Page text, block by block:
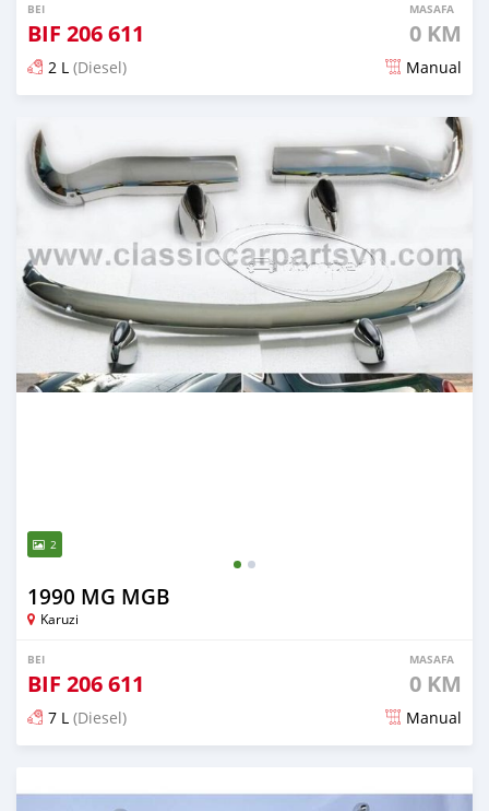
BEI
BIF 206 611
MASAFA
0 KM
2 L (Diesel) Manual
2
1990 MG MGB
Karuzi
BEI
BIF 206 611
MASAFA
0 KM
7 L (Diesel) Manual